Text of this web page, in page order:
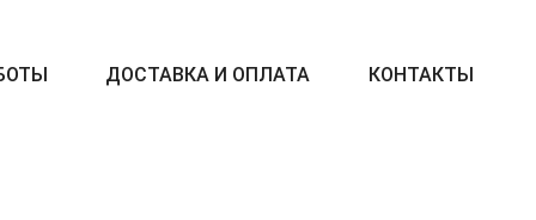
ДОСТАВКА И ОПЛАТА КОНТАКТЫ